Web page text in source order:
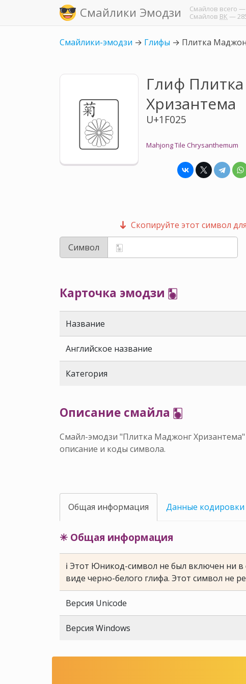
Смайлики Эмодзи Смайлов всего —
Смайлов ВК —
Смайлики-эмодзи → Глифы → Плитка
🀥
Глиф
Хризантема
U+1F025
Mahjong Tile Chrysanthemum
Скопируйте этот символ
Символ
Карточка эмодзи 🀥
Название
Английское название
Категория
Описание смайла 🀥
Смайл-эмодзи "Плитка Маджонг
описание и коды символа.
Общая информация Данные кодировки
✳ Общая информация
ℹ Этот Юникод-символ не был включен ни
виде черно-белого глифа. Этот символ не
Версия Unicode
Версия Windows